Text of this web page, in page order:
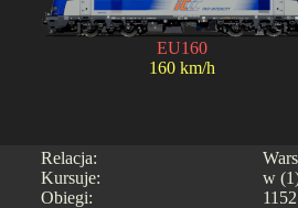
EU160
160 km/h
Relacja:
Kursuje:
Obiegi:
w